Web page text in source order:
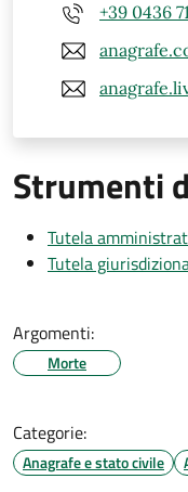
+39 0436
Strumenti
Tutela
Tutela
Argomenti:
Morte
Categorie:
Anagrafe e stato civile